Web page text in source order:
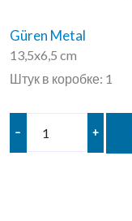
Güren Metal
13,5x6,5 cm
Штук в коробке: 1
– +